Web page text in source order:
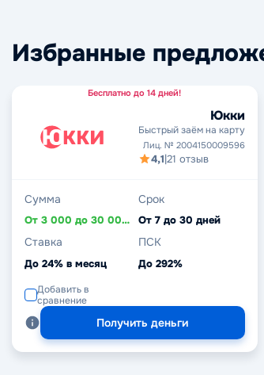
Избранные
Бесплатно до 14 дней!
Юкки
Быстрый заём на карту
Лиц. № 2004150009596
4,1|21 отзыв
Сумма
От 3 000 до 30 000 ₽
Срок
От 7 до 30 дней
Ставка
До 24% в месяц
ПСК
До 292%
Добавить в
сравнение
Получить деньги